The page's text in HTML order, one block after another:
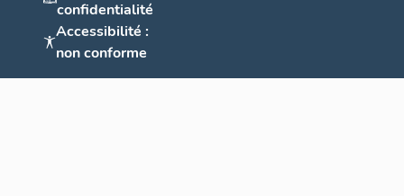
confidentialité
Accessibilité :
non conforme